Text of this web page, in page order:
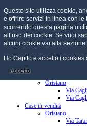
menu
Chi Siamo
Case in affitto
Oristano
Via
Via
Case in vendita
Oristano
Via
Questo sito utilizza cookie,
e offrire servizi in linea con
scorrendo questa pagina o
all’uso dei cookie. Se vuoi
alcuni cookie vai alla sezione
Ho Capito e accetto i cookies
Accetto